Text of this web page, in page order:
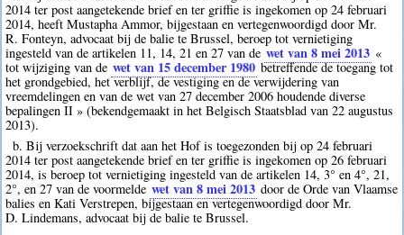
2014 ter post aangetekende brief en ter griffie is ingekomen op 24 februari
2014, heeft Mustapha Ammor, bijgestaan en vertegenwoordigd door Mr.
R. Fonteyn, advocaat bij de balie te Brussel, beroep tot vernietiging
ingesteld van de artikelen 11, 14, 21 en 27 van de wet van 8 mei 2013 «
tot wijziging van de wet van 15 december 1980 betreffende de toegang tot
het grondgebied, het verblijf, de vestiging en de verwijdering van
vreemdelingen en van de wet van 27 december 2006 houdende diverse
bepalingen II » (bekendgemaakt in het Belgisch Staatsblad van 22 augustus
2013).
b. Bij verzoekschrift dat aan het Hof is toegezonden bij op 24 februari
2014 ter post aangetekende brief en ter griffie is ingekomen op 26 februari
2014, is beroep tot vernietiging ingesteld van de artikelen 14, 3° en 4°, 21,
2°, en 27 van de voormelde wet van 8 mei 2013 door de Orde van Vlaamse
balies en Kati Verstrepen, bijgestaan en vertegenwoordigd door Mr.
D. Lindemans, advocaat bij de balie te Brussel.